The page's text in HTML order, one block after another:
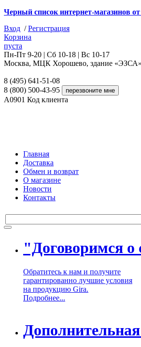
Черный список интернет-магазинов
Вход /Регистрация
Корзина
пуста
Пн-Пт 9-20 | Сб 10-18 | Вс 10-17
Москва, МЦК Хорошево, здание «ЭЗСА»
8 (495) 641-51-08
8 (800) 500-43-95
A0901 Код клиента
Главная
Доставка
Обмен и возврат
О магазине
Новости
Контакты
"Договоримся о
Обратитесь к нам и получите
гарантированно лучшие условия
на продукцию Gira.
Подробнее...